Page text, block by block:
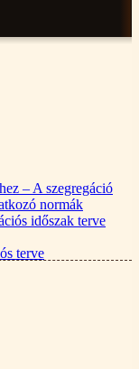
– A szegregáció
normák
időszak terve
terve